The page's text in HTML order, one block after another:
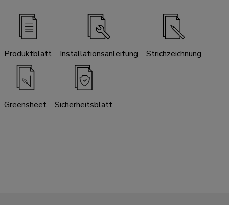
Produktblatt Installationsanleitung Strichzeichnung
Greensheet Sicherheitsblatt